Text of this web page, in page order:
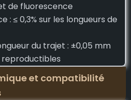
de fluorescence
: ≤ 0,3% sur les longueurs de
du trajet : ±0,05 mm
reproductibles
et compatibilité